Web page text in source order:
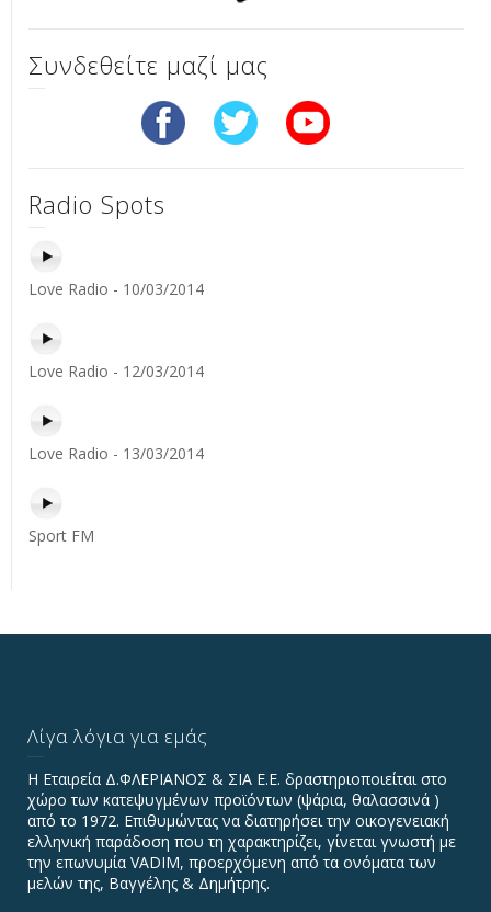
Συνδεθείτε μαζί μας
Radio Spots
Love Radio - 10/03/2014
Love Radio - 12/03/2014
Love Radio - 13/03/2014
Sport FM
Λίγα λόγια για εμάς
Η Εταιρεία Δ.ΦΛΕΡΙΑΝΟΣ & ΣΙΑ Ε.Ε. δραστηριοποιείται στο
χώρο των κατεψυγμένων προϊόντων (ψάρια, θαλασσινά )
από το 1972. Επιθυμώντας να διατηρήσει την οικογενειακή
ελληνική παράδοση που τη χαρακτηρίζει, γίνεται γνωστή με
την επωνυμία VADIΜ, προερχόμενη από τα ονόματα των
μελών της, Βαγγέλης & Δημήτρης.